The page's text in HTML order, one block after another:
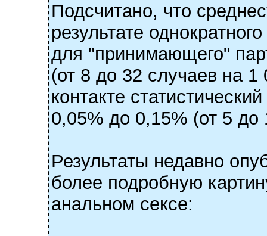
Подсчитано, что
результате
для "принимающего"
(от 8 до 32 случаев на
контакте
0,05% до 0,15% (от 5 до
Результаты недавно
более подробную
анальном сексе: